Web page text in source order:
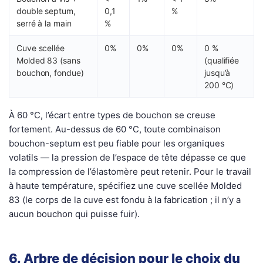
double septum,
serré à la main
0,1
%
%
Cuve scellée
Molded 83 (sans
bouchon, fondue)
0% 0% 0%
0 %
(qualifiée
jusqu’à
200 °C)
À 60 °C, l’écart entre types de bouchon se creuse
fortement. Au-dessus de 60 °C, toute combinaison
bouchon-septum est peu fiable pour les organiques
volatils — la pression de l’espace de tête dépasse ce que
la compression de l’élastomère peut retenir. Pour le travail
à haute température, spécifiez une cuve scellée Molded
83 (le corps de la cuve est fondu à la fabrication ; il n’y a
aucun bouchon qui puisse fuir).
6. Arbre de décision pour le choix du